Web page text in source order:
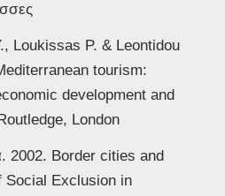
Loukissas P. & Leontidou
tourism:
development and
London
2002. Border cities and
Social Exclusion in